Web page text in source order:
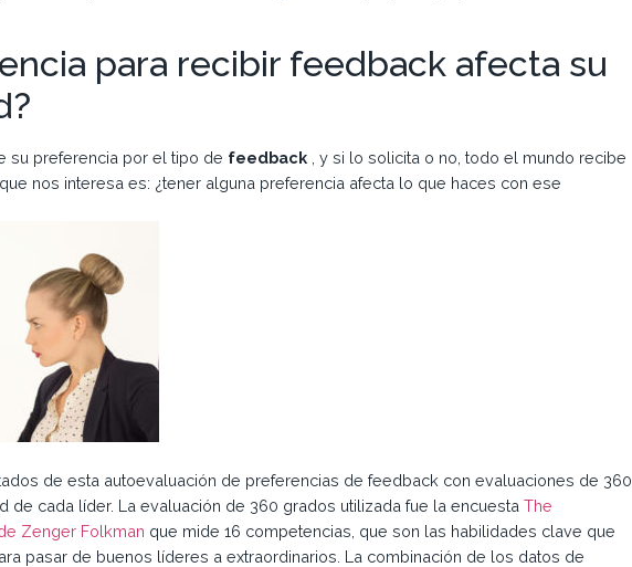
para recibir feedback afecta su
su preferencia por el tipo de feedback , y si lo solicita o no, todo el mundo recibe
nos interesa es: ¿tener alguna preferencia afecta lo que haces con ese
de esta autoevaluación de preferencias de feedback con evaluaciones de 360
de cada líder. La evaluación de 360 ​​grados utilizada fue la encuesta The
Zenger Folkman que mide 16 competencias, que son las habilidades clave que
pasar de buenos líderes a extraordinarios. La combinación de los datos de